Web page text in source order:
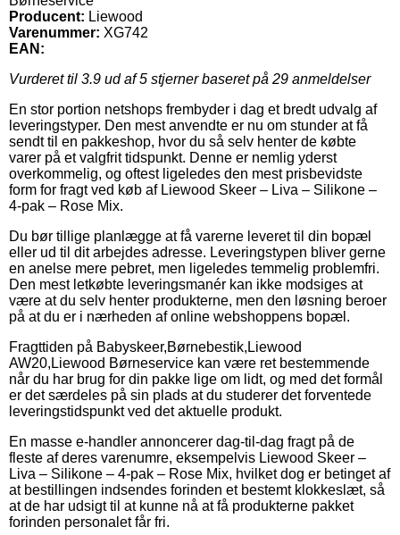
Producent: Liewood
Varenummer: XG742
EAN:
Vurderet til 3.9 ud af 5 stjerner baseret på 29 anmeldelser
En stor portion netshops frembyder i dag et bredt udvalg af
leveringstyper. Den mest anvendte er nu om stunder at få
sendt til en pakkeshop, hvor du så selv henter de købte
varer på et valgfrit tidspunkt. Denne er nemlig yderst
overkommelig, og oftest ligeledes den mest prisbevidste
form for fragt ved køb af Liewood Skeer – Liva – Silikone –
4-pak – Rose Mix.
Du bør tillige planlægge at få varerne leveret til din bopæl
eller ud til dit arbejdes adresse. Leveringstypen bliver gerne
en anelse mere pebret, men ligeledes temmelig problemfri.
Den mest letkøbte leveringsmanér kan ikke modsiges at
være at du selv henter produkterne, men den løsning beroer
på at du er i nærheden af online webshoppens bopæl.
Fragttiden på Babyskeer,Børnebestik,Liewood
AW20,Liewood Børneservice kan være ret bestemmende
når du har brug for din pakke lige om lidt, og med det formål
er det særdeles på sin plads at du studerer det forventede
leveringstidspunkt ved det aktuelle produkt.
En masse e-handler annoncerer dag-til-dag fragt på de
fleste af deres varenumre, eksempelvis Liewood Skeer –
Liva – Silikone – 4-pak – Rose Mix, hvilket dog er betinget af
at bestillingen indsendes forinden et bestemt klokkeslæt, så
at de har udsigt til at kunne nå at få produkterne pakket
forinden personalet får fri.